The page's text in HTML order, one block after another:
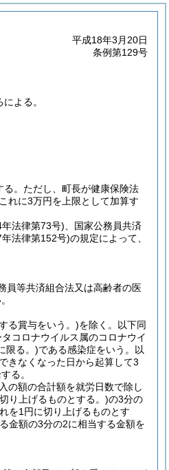
平成18年3月20日
条例第129号
よる。
。 ただし、町長が健康保険法
れに3万円を上限として加算す
法律第73号) 、国家公務員共済
法律第152号)の規定によって、
員等共済組合法又は高齢者の医
る賞与をいう。)を除く。以下同
コロナウイルス属のコロナウイ
限る。)である感染症をいう。以
きなくなった日から起算して3
る。
の額の合計額を就労日数で除し
り上げるものとする。)の3分の
を1円に切り上げるものとす
金額の3分の2に相当する金額を